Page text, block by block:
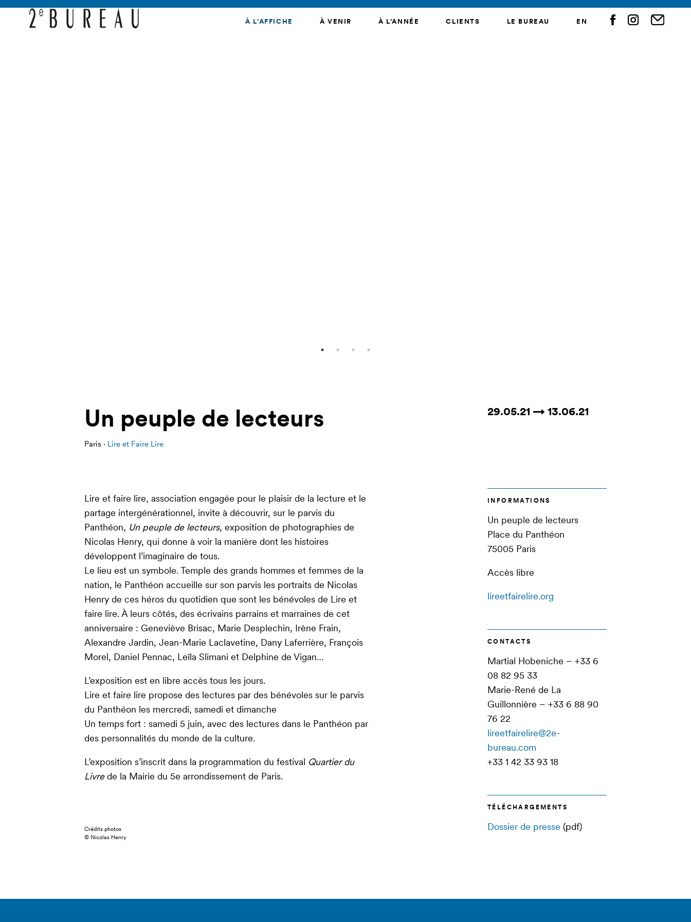
À L’AFFICHE À VENIR À L’ANNÉE CLIENTS LE BUREAU EN
Un peuple de lecteurs
Paris · Lire et Faire Lire
29.05.21 → 13.06.21
Lire et faire lire, association engagée pour le plaisir de la lecture et le
partage intergénérationnel, invite à découvrir, sur le parvis du
Panthéon, Un peuple de lecteurs, exposition de photographies de
Nicolas Henry, qui donne à voir la manière dont les histoires
développent l’imaginaire de tous.
Le lieu est un symbole. Temple des grands hommes et femmes de la
nation, le Panthéon accueille sur son parvis les portraits de Nicolas
Henry de ces héros du quotidien que sont les bénévoles de Lire et
faire lire. À leurs côtés, des écrivains parrains et marraines de cet
anniversaire : Geneviève Brisac, Marie Desplechin, Irène Frain,
Alexandre Jardin, Jean-Marie Laclavetine, Dany Laferrière, François
Morel, Daniel Pennac, Leïla Slimani et Delphine de Vigan…
L’exposition est en libre accès tous les jours.
Lire et faire lire propose des lectures par des bénévoles sur le parvis
du Panthéon les mercredi, samedi et dimanche
Un temps fort : samedi 5 juin, avec des lectures dans le Panthéon par
des personnalités du monde de la culture.
L’exposition s’inscrit dans la programmation du festival Quartier du
Livrede la Mairie du 5e arrondissement de Paris.
Crédits photos
© Nicolas Henry
INFORMATIONS
Un peuple de lecteurs
Place du Panthéon
75005 Paris
Accès libre
lireetfairelire.org
CONTACTS
Martial Hobeniche – +33 6
08 82 95 33
Marie-René de La
Guillonnière – +33 6 88 90
76 22
lireetfairelire@2e-
bureau.com
+33 1 42 33 93 18
TÉLÉCHARGEMENTS
Dossier de presse (pdf)